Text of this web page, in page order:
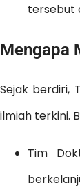
tersebut
Mengapa
Sejak berdiri,
ilmiah terkini.
Tim